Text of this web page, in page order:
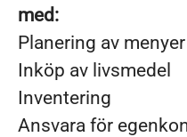
med:
Planering av
Inköp av livsmedel
Inventering
Ansvara för